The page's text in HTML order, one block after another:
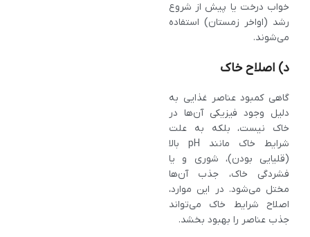
خواب درخت یا پیش از شروع
رشد (اواخر زمستان) استفاده
می‌شوند.
د) اصلاح خاک
گاهی کمبود عناصر غذایی به
دلیل وجود فیزیکی آن‌ها در
خاک نیست، بلکه به علت
شرایط خاک مانند pH بالا
(قلیایی بودن)، شوری و یا
فشردگی خاک، جذب آن‌ها
مختل می‌شود. در این موارد،
اصلاح شرایط خاک می‌تواند
جذب عناصر را بهبود بخشد.